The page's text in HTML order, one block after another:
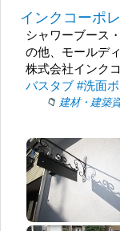
インクコーポ
シャワーブース
の他、モールデ
株式会社インク
バスタブ #洗面
建材・建築